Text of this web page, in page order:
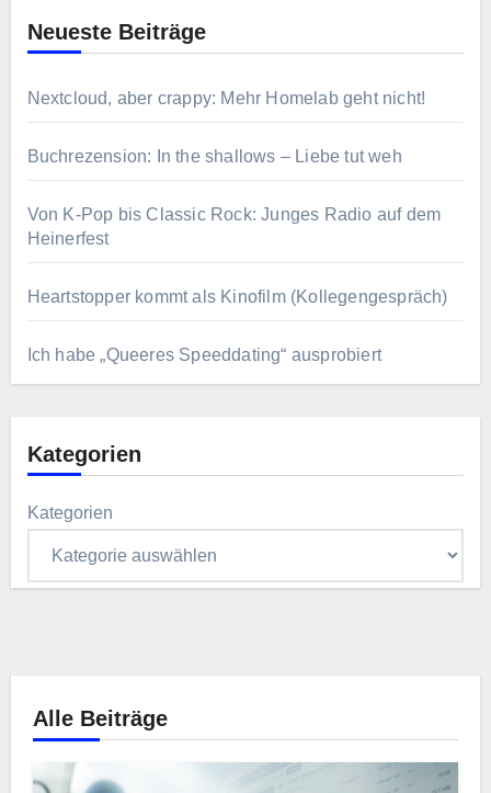
Neueste Beiträge
Nextcloud, aber crappy: Mehr Homelab geht nicht!
Buchrezension: In the shallows – Liebe tut weh
Von K-Pop bis Classic Rock: Junges Radio auf dem
Heinerfest
Heartstopper kommt als Kinofilm (Kollegengespräch)
Ich habe „Queeres Speeddating“ ausprobiert
Kategorien
Kategorien
Alle Beiträge